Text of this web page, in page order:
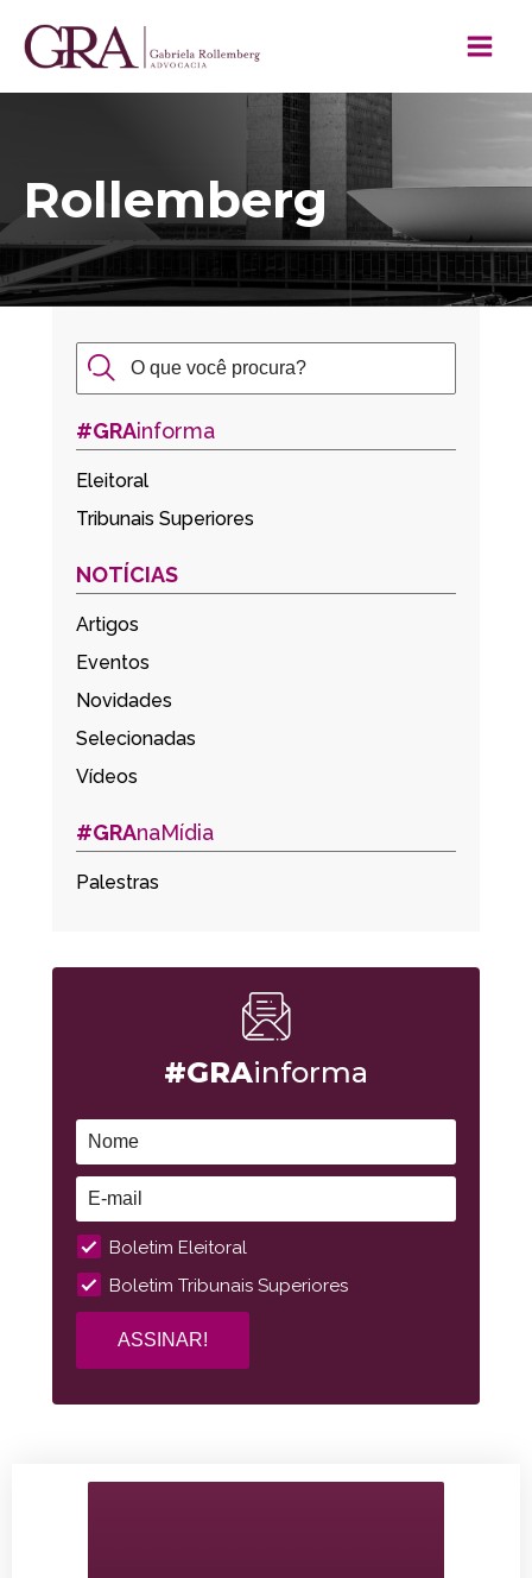
Rollemberg
#GRAinforma
Eleitoral
Tribunais Superiores
NOTÍCIAS
Artigos
Eventos
Novidades
Selecionadas
Vídeos
#GRAnaMídia
Palestras
#GRAinforma
Boletim Eleitoral
Boletim Tribunais Superiores